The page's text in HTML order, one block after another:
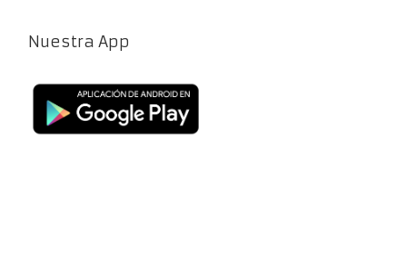
Nuestra App